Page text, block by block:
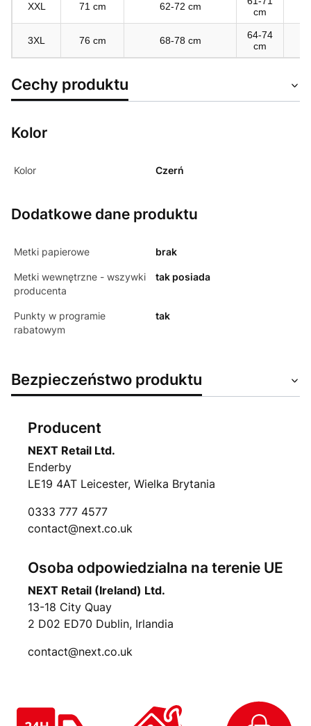
XXL 71 cm 62-72 cm
cm
3XL 76 cm 68-78 cm
64-74
cm
Cechy produktu
Kolor
Kolor Czerń
Dodatkowe dane produktu
Metki papierowe brak
Metki wewnętrzne - wszywki
producenta
tak posiada
Punkty w programie
rabatowym
tak
Bezpieczeństwo produktu
Producent
NEXT Retail Ltd.
Enderby
LE19 4AT Leicester, Wielka Brytania
0333 777 4577
contact@next.co.uk
Osoba odpowiedzialna na terenie UE
NEXT Retail (Ireland) Ltd.
13-18 City Quay
2 D02 ED70 Dublin, Irlandia
contact@next.co.uk